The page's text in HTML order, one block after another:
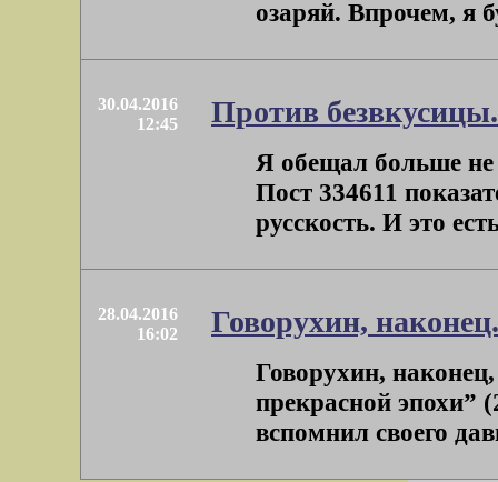
озаряй. Впрочем, я
30.04.2016
12:45
Против безвкусицы.
Я обещал больше
Пост 334611
русскость. И это
28.04.2016
16:02
Говорухин,
Говорухин,
прекрасной эпохи”
вспомнил своего